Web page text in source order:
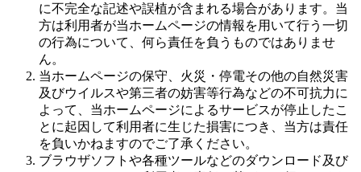
に不完全な記述や誤植が含まれる場合があります。当
方は利用者が当ホームページの情報を用いて行う一切
の行為について、何ら責任を負うものではありませ
ん。
当ホームページの保守、火災・停電その他の自然災害
及びウイルスや第三者の妨害等行為などの不可抗力に
よって、当ホームページによるサービスが停止したこ
とに起因して利用者に生じた損害につき、当方は責任
を負いかねますのでご了承ください。
ブラウザソフトや各種ツールなどのダウンロード及び